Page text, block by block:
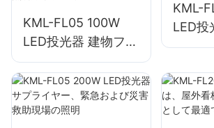
KML-FL05 100W
LED投光器 建物ファ
サードおよび建設現
場照明用サプライヤ
ー
KML-
LED投
倉庫照